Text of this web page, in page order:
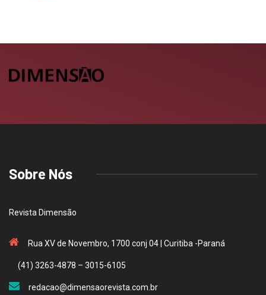
Sobre Nós
Revista Dimensão
Rua XV de Novembro, 1700 conj 04 | Curitiba -Paraná
(41) 3263-4878 – 3015-6105
redacao@dimensaorevista.com.br